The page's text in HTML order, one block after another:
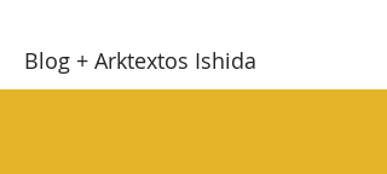
Blog + Arktextos Ishida